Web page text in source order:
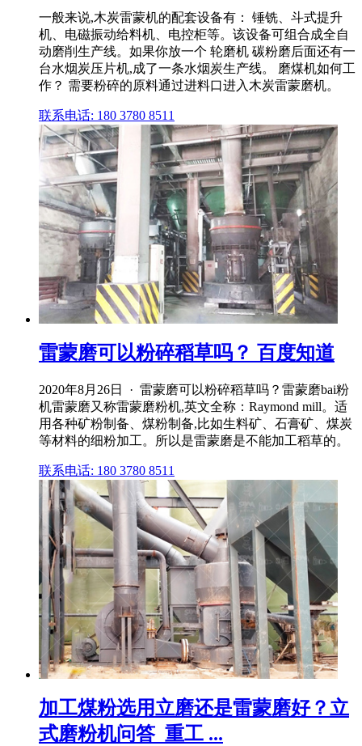
一般来说,木炭雷蒙机的配套设备有： 锤铣、斗式提升
机、电磁振动给料机、电控柜等。该设备可组合成全自
动磨削生产线。如果你放一个 轮磨机 碳粉磨后面还有一
台水烟炭压片机,成了一条水烟炭生产线。 磨煤机如何工
作？ 需要粉碎的原料通过进料口进入木炭雷蒙磨机。
联系电话: 180 3780 8511
雷蒙磨可以粉碎稻草吗？ 百度知道
2020年8月26日 · 雷蒙磨可以粉碎稻草吗？雷蒙磨bai粉
机雷蒙磨又称雷蒙磨粉机,英文全称：Raymond mill。适
用各种矿粉制备、煤粉制备,比如生料矿、石膏矿、煤炭
等材料的细粉加工。所以是雷蒙磨是不能加工稻草的。
联系电话: 180 3780 8511
加工煤粉选用立磨还是雷蒙磨好？立
式磨粉机问答_重工 ...